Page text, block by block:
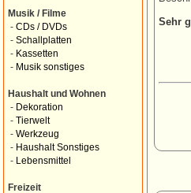
Musik / Filme
- CDs / DVDs
- Schallplatten
- Kassetten
- Musik sonstiges
Haushalt und Wohnen
- Dekoration
- Tierwelt
- Werkzeug
- Haushalt Sonstiges
-
Lebensmittel
Freizeit
Sehr